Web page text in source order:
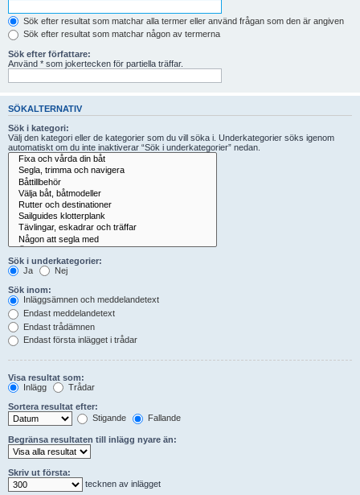
Sök efter resultat som matchar alla termer eller använd frågan som den är angiven
Sök efter resultat som matchar någon av termerna
Sök efter författare:
Använd * som jokertecken för partiella träffar.
SÖKALTERNATIV
Sök i kategori:
Välj den kategori eller de kategorier som du vill söka i. Underkategorier söks igenom
automatiskt om du inte inaktiverar “Sök i underkategorier” nedan.
Sök i underkategorier:
Ja
Nej
Sök inom:
Inläggsämnen och meddelandetext
Endast meddelandetext
Endast trådämnen
Endast första inlägget i trådar
Visa resultat som:
Inlägg
Trådar
Sortera resultat efter:
Stigande
Fallande
Begränsa resultaten till inlägg nyare än:
Skriv ut första:
tecknen av inlägget